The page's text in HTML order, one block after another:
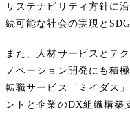
サステナビリティ方針に
続可能な社会の実現と
また、人材サービスとテ
ノベーション開発にも積
転職サービス「ミイダス
ントと企業のDX組織構築